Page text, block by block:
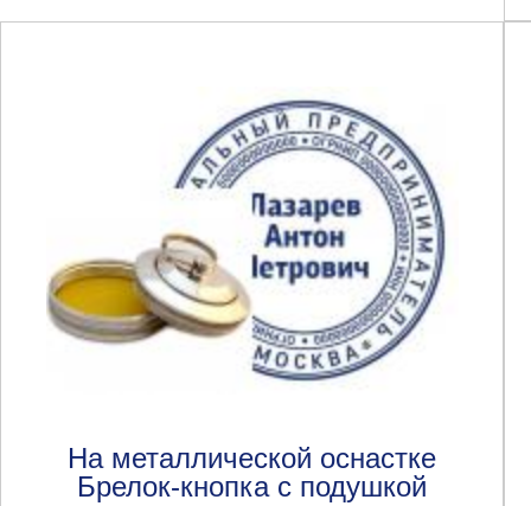
На металлической оснастке
Брелок-кнопка с подушкой